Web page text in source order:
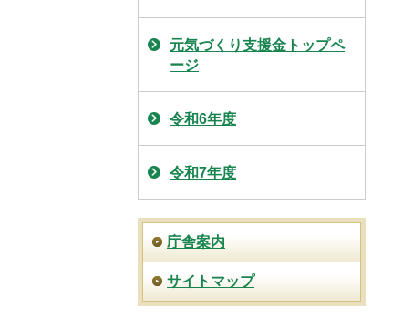
元気づくり支援金トップペ
ージ
令和6年度
令和7年度
庁舎案内
サイトマップ